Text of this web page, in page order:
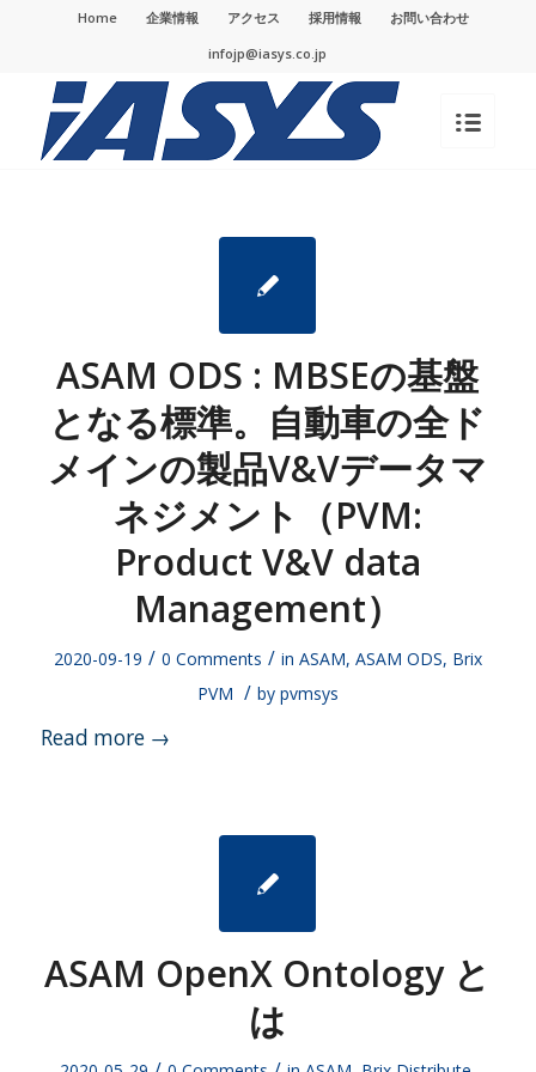
Home 企業情報 アクセス 採用情報
お問い合わせ
infojp@iasys.co.jp
ASAM ODS : MBSEの基盤
となる標準。自動車の全ド
メインの製品V&Vデータマ
ネジメント（PVM:
Product V&V data
Management）
2020-09-19 / 0 Comments / in ASAM, ASAM ODS, Brix
PVM / by pvmsys
Read more→
ASAM OpenX Ontology と
は